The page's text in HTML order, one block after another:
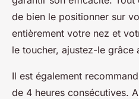
de bien le positionner sur
entièrement votre nez et
le toucher, ajustez-le grâce
Il est également
de 4 heures consécutives.